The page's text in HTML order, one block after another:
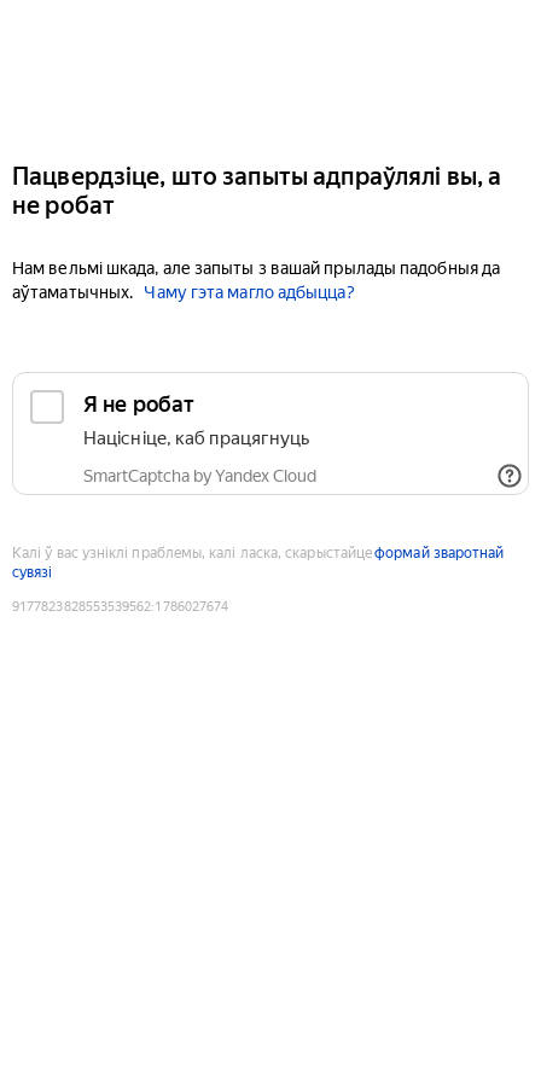
Пацвердзіце, што запыты адпраўлялі вы, а
не робат
Нам вельмі шкада, але запыты з вашай прылады падобныя да
аўтаматычных.
Чаму гэта магло адбыцца?
Я не робат
Націсніце, каб працягнуць
SmartCaptcha by Yandex Cloud
Калі ў вас узніклі праблемы, калі ласка, скарыстайцеформай зваротнай
сувязі
9177823828553539562:1786027674